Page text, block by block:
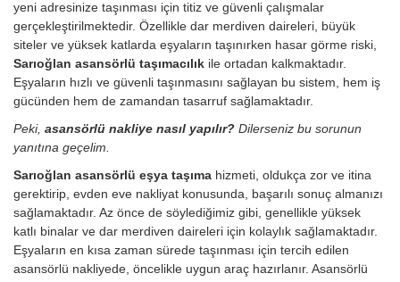
yeni adresinize taşınması için titiz ve güvenli çalışmalar
gerçekleştirilmektedir. Özellikle dar merdiven daireleri, büyük
siteler ve yüksek katlarda eşyaların taşınırken hasar görme riski,
Sarıoğlan asansörlü taşımacılık ile ortadan kalkmaktadır.
Eşyaların hızlı ve güvenli taşınmasını sağlayan bu sistem, hem iş
gücünden hem de zamandan tasarruf sağlamaktadır.
Peki, asansörlü nakliye nasıl yapılır? Dilerseniz bu sorunun
yanıtına geçelim.
Sarıoğlan asansörlü eşya taşıma hizmeti, oldukça zor ve itina
gerektirip, evden eve nakliyat konusunda, başarılı sonuç almanızı
sağlamaktadır. Az önce de söylediğimiz gibi, genellikle yüksek
katlı binalar ve dar merdiven daireleri için kolaylık sağlamaktadır.
Eşyaların en kısa zaman sürede taşınması için tercih edilen
asansörlü nakliyede, öncelikle uygun araç hazırlanır. Asansörlü